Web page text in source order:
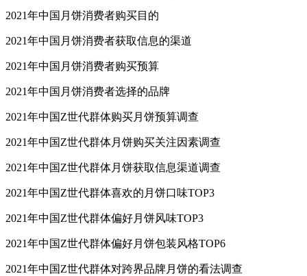
2021年中国月饼消费者购买目的
2021年中国月饼消费者获取信息的渠道
2021年中国月饼消费者购买预算
2021年中国月饼消费者选择的品牌
2021年中国Z世代群体购买月饼预算调查
2021年中国Z世代群体月饼购买关注因素调查
2021年中国Z世代群体月饼获取信息渠道调查
2021年中国Z世代群体喜欢的月饼口味TOP3
2021年中国Z世代群体偏好月饼风味TOP3
2021年中国Z世代群体偏好月饼包装风格TOP6
2021年中国Z世代群体对跨界品牌月饼的看法调查